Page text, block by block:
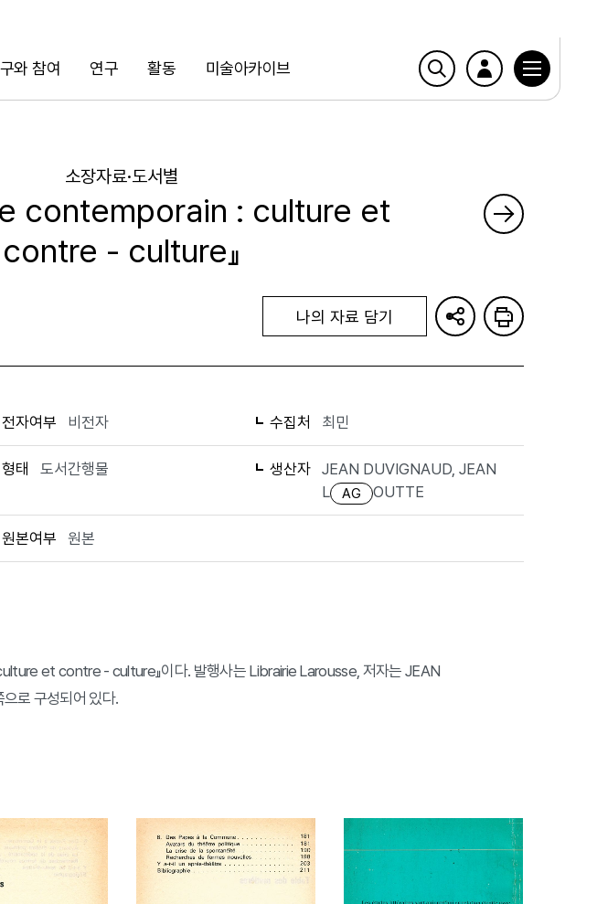
와 참여 연구 활동 미술아카이브
소장자료·도서별
contemporain : culture et
contre - culture』
나의 자료 담기
전자여부 비전자 수집처 최민
형태 도서간행물 생산자
JEAN DUVIGNAUD, JEAN
L
AG OUTTE
원본여부 원본
et contre - culture』이다. 발행사는 Librairie Larousse, 저자는 JEAN
로 구성되어 있다.